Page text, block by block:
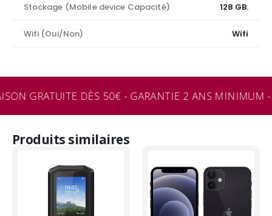
Stockage (Mobile device Capacité) 128 GB.
Wifi (Oui/Non) Wifi
GRATUITE DÈS 50€ - GARANTIE 2 ANS MINIMUM
Produits similaires